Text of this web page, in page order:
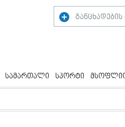
განცხადების
სამართალი სპორტი